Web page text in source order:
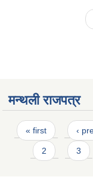
मन्थली राजपत्र
Pages
« first ‹
2 3